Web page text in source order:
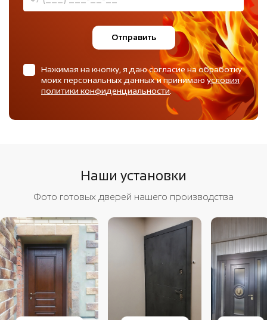
Отправить
Нажимая на кнопку, я даю согласие на обработку
моих персональных данных и принимаюусловия
политики конфиденциальности.
Наши установки
Фото готовых дверей нашего производства